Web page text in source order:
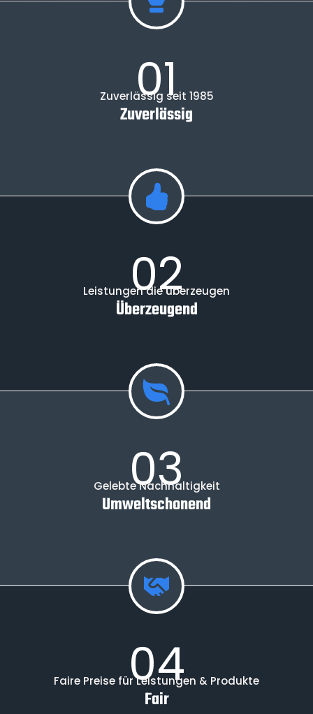
01
Zuverlässig seit 1985
Zuverlässig
02
Leistungen die überzeugen
Überzeugend
03
Gelebte Nachhaltigkeit
Umweltschonend
04
Faire Preise für Leistungen & Produkte
Fair